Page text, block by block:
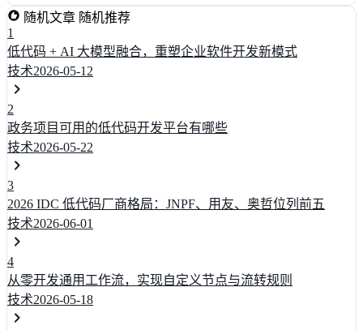
随机文章 随机推荐
1
低代码 + AI 大模型融合，重塑企业软件开发新模式
技术2026-05-12
2
政务项目可用的低代码开发平台有哪些
技术2026-05-22
3
2026 IDC 低代码厂商格局：JNPF、用友、奥哲位列前五
技术2026-06-01
4
从零开发通用工作流，实现自定义节点与流转规则
技术2026-05-18